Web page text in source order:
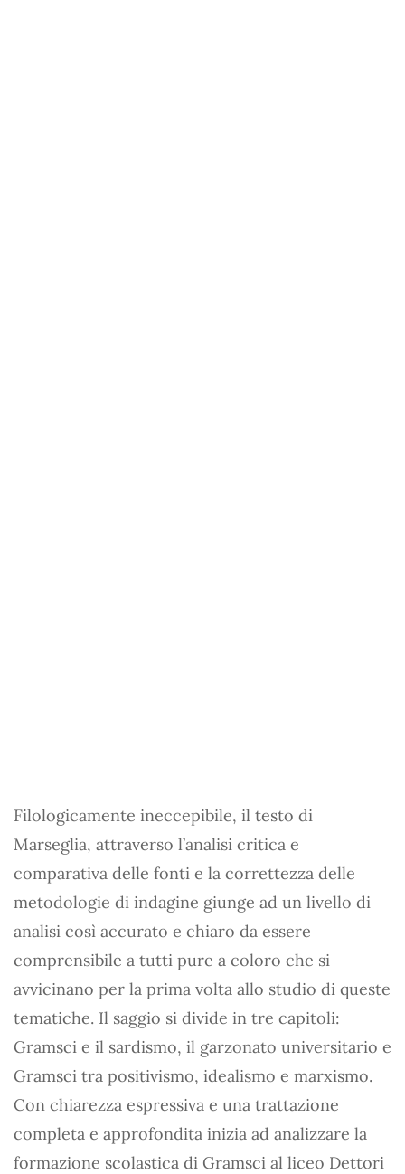
Filologicamente ineccepibile, il testo di
Marseglia, attraverso l’analisi critica e
comparativa delle fonti e la correttezza delle
metodologie di indagine giunge ad un livello di
analisi così accurato e chiaro da essere
comprensibile a tutti pure a coloro che si
avvicinano per la prima volta allo studio di queste
tematiche. Il saggio si divide in tre capitoli:
Gramsci e il sardismo, il garzonato universitario e
Gramsci tra positivismo, idealismo e marxismo.
Con chiarezza espressiva e una trattazione
completa e approfondita inizia ad analizzare la
formazione scolastica di Gramsci al liceo Dettori